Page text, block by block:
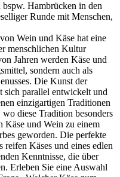
Hambrücken in den
Runde mit Menschen,
Wein und Käse hat eine
menschlichen Kultur
Jahren werden Käse und
sondern auch als
Die Kunst der
sich parallel entwickelt und
einzigartigen Traditionen
diese Tradition besonders
und Wein zu einem
geworden. Die perfekte
Käses und eines edlen
Kenntnisse, die über
Erleben Sie eine Auswahl